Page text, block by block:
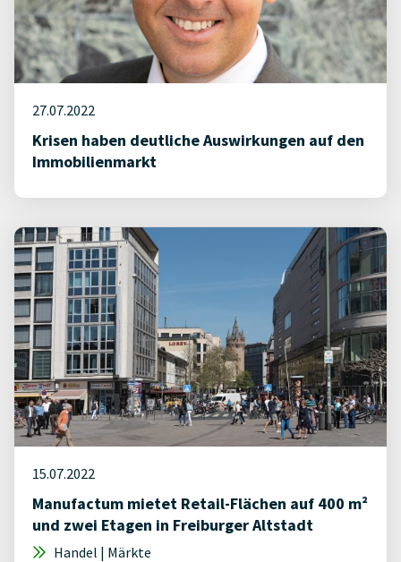
27.07.2022
Krisen haben deutliche Auswirkungen auf den
Immobilienmarkt
15.07.2022
Manufactum mietet Retail-Flächen auf 400 m²
und zwei Etagen in Freiburger Altstadt
Handel | Märkte